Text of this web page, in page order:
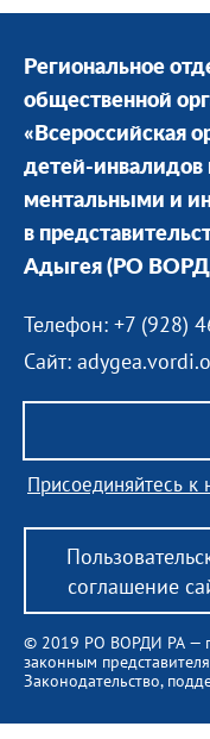
Региональное
общественной
«Всероссийская
детей-инвалидов
ментальными и
в
Адыгея (РО
Телефон: +7 (928)
Сайт:
© 2019 РО ВОРДИ РА —
законным
Законодательство,
Присоединяйтесь к
соглашение